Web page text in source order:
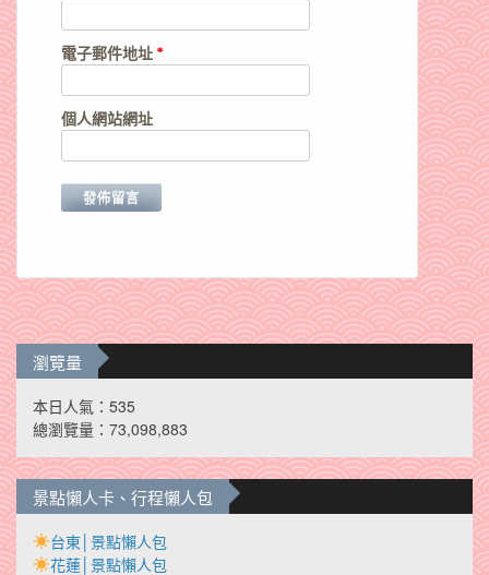
電子郵件地址 *
個人網站網址
瀏覽量
本日人氣：535
總瀏覽量：73,098,883
景點懶人卡、行程懶人包
台東│景點懶人包
花蓮│景點懶人包